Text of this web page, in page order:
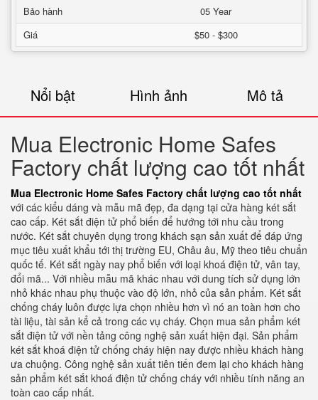
Bảo hành
05 Year
Giá
$50 - $300
Nổi bật Hình ảnh Mô tả
Mua Electronic Home Safes
Factory chất lượng cao tốt nhất
Mua Electronic Home Safes Factory chất lượng cao tốt nhất
với các kiểu dáng và mẫu mã đẹp, đa dạng tại cửa hàng két sắt
cao cấp. Két sắt điện tử phổ biến để hướng tới nhu cầu trong
nước. Két sắt chuyên dụng trong khách sạn sản xuất để đáp ứng
mục tiêu xuất khẩu tới thị trường EU, Châu âu, Mỹ theo tiêu chuẩn
quốc tế. Két sắt ngày nay phổ biến với loại khoá điện tử, vân tay,
đổi mã... Với nhiều mẫu mã khác nhau với dung tích sử dụng lớn
nhỏ khác nhau phụ thuộc vào độ lớn, nhỏ của sản phẩm. Két sắt
chống cháy luôn được lựa chọn nhiều hơn vì nó an toàn hơn cho
tài liệu, tài sản kể cả trong các vụ cháy. Chọn mua sản phẩm két
sắt điện tử với nền tảng công nghệ sản xuất hiện đại. Sản phẩm
két sắt khoá điện tử chống cháy hiện nay được nhiều khách hàng
ưa chuộng. Công nghệ sản xuất tiên tiến đem lại cho khách hàng
sản phẩm két sắt khoá điện tử chống cháy với nhiều tính năng an
toàn cao cấp nhất.